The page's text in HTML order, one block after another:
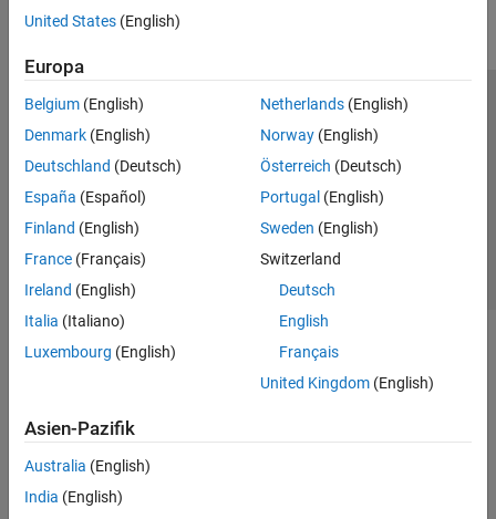
United States (English)
Europa
Belgium (English)
Denmark (English)
Deutschland (Deutsch)
España (Español)
Finland (English)
France (Français)
Ireland (English)
Italia (Italiano)
Luxembourg (English)
Netherlands(English)
Norway(English)
Österreich (Deutsch)
Portugal (English)
Sweden (English)
Switzerland
Deutsch
English
Français
United Kingdom(English)
Asien-Pazifik
Australia (English)
India (English)
Trust Center
Datenschutz-Richtlinien
Datendiebstahl verhindern
Status von Anwendungen
© 1994-2026 The MathWorks, Inc.
Website auswählen
Deutschland